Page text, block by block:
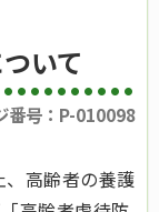
いて
番号：P-010098
高齢者の養護